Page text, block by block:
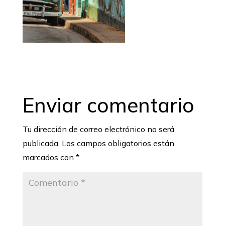
Enviar comentario
Tu dirección de correo electrónico no será
publicada. Los campos obligatorios están
marcados con *